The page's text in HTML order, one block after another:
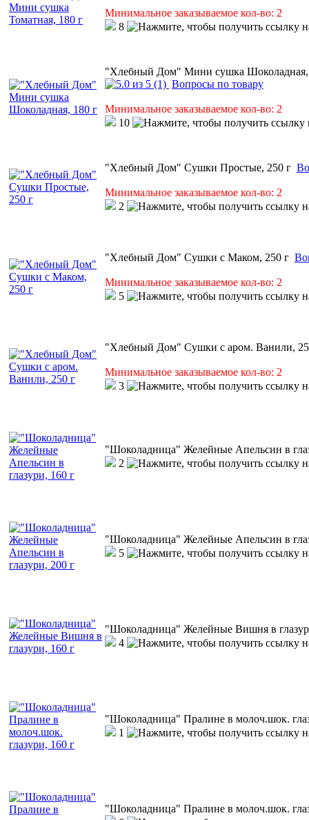
Минимальное заказываемое кол-во: 2
8
"Хлебный Дом" Мини сушка Шоколадная,
(1) Вопросы по товару
Минимальное заказываемое кол-во: 2
10
"Хлебный Дом" Сушки Простые, 250 г
Минимальное заказываемое кол-во: 2
2
"Хлебный Дом" Сушки с Маком, 250 г
Минимальное заказываемое кол-во: 2
5
"Хлебный Дом" Сушки с аром. Ванили,
Минимальное заказываемое кол-во: 2
3
"Шоколадница" Желейные Апельсин в
2
"Шоколадница" Желейные Апельсин в
5
"Шоколадница" Желейные Вишня в
4
"Шоколадница" Пралине в молоч.шок.
1
"Шоколадница" Пралине в молоч.шок.